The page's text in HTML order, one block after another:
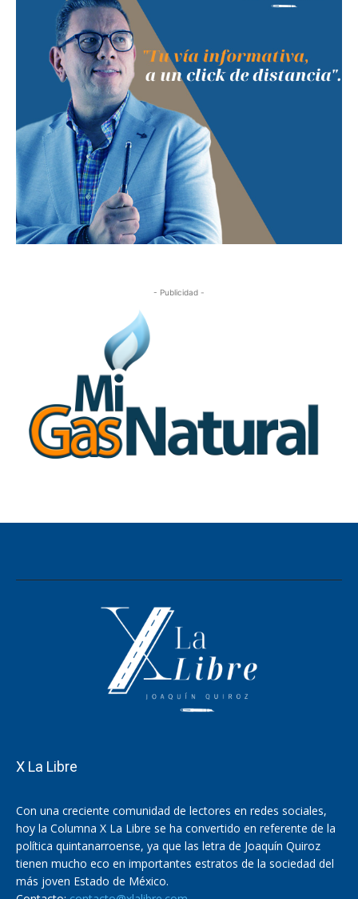
X La Libre
Con una creciente comunidad de lectores en redes sociales,
hoy la Columna X La Libre se ha convertido en referente de la
política quintanarroense, ya que las letra de Joaquín Quiroz
tienen mucho eco en importantes estratos de la sociedad del
más joven Estado de México.